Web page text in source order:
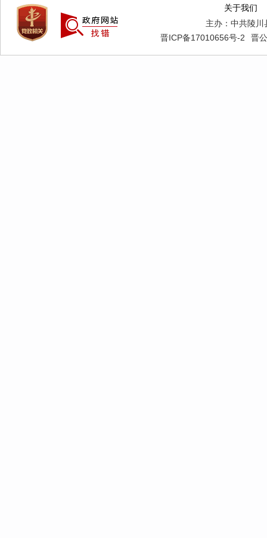
关于我们
主办：中共陵
晋ICP备17010656号-2
晋